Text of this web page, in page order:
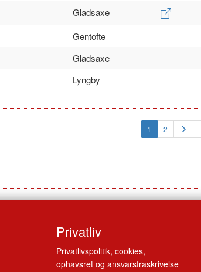
Gladsaxe
Gentofte
Gladsaxe
Lyngby
1 2
Privatliv
Privatlivspolitik, cookies,
ophavsret og ansvarsfraskrivelse